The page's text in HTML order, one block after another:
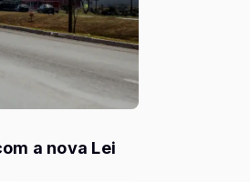
a nova Lei